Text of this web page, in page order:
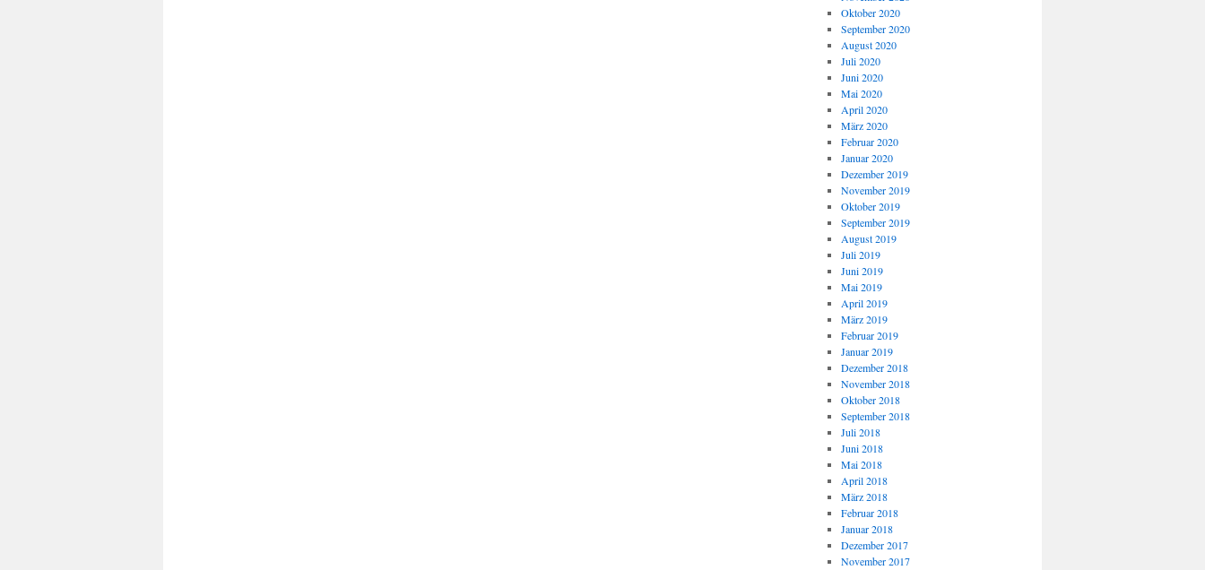
Oktober 2020
September 2020
August 2020
Juli 2020
Juni 2020
Mai 2020
April 2020
März 2020
Februar 2020
Januar 2020
Dezember 2019
November 2019
Oktober 2019
September 2019
August 2019
Juli 2019
Juni 2019
Mai 2019
April 2019
März 2019
Februar 2019
Januar 2019
Dezember 2018
November 2018
Oktober 2018
September 2018
Juli 2018
Juni 2018
Mai 2018
April 2018
März 2018
Februar 2018
Januar 2018
Dezember 2017
November 2017